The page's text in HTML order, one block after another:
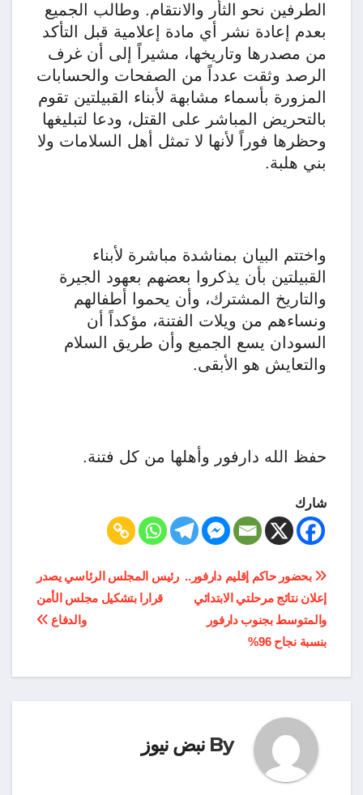
الطرفين نحو الثأر والانتقام. وطالب الجميع
بعدم إعادة نشر أي مادة إعلامية قبل التأكد
من مصدرها وتاريخها، مشيراً إلى أن غرف
الرصد وثقت عدداً من الصفحات والحسابات
المزورة بأسماء مشابهة لأبناء القبيلتين تقوم
بالتحريض المباشر على القتل، ودعا لتبليغها
وحظرها فوراً لأنها لا تمثل أهل السلامات ولا
بني هلبة.
واختتم البيان بمناشدة مباشرة لأبناء
القبيلتين بأن يذكروا بعضهم بعهود الجيرة
والتاريخ المشترك، وأن يحموا أطفالهم
ونساءهم من ويلات الفتنة، مؤكداً أن
السودان يسع الجميع وأن طريق السلام
والتعايش هو الأبقى.
حفظ الله دارفور وأهلها من كل فتنة.
شارك
تصفّح
المقالات
رئيس المجلس الرئاسي يصدر
قرارا بتشكيل مجلس الأمن
والدفاع
بحضور حاكم إقليم دارفور..
إعلان نتائج مرحلتي الابتدائي
والمتوسط بجنوب دارفور
بنسبة نجاح 96%
By نبض نيوز